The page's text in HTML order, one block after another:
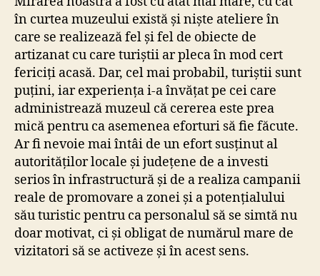
în curtea muzeului există și niște ateliere în
care se realizează fel și fel de obiecte de
artizanat cu care turiștii ar pleca în mod cert
fericiți acasă. Dar, cel mai probabil, turiștii sunt
puțini, iar experiența i-a învățat pe cei care
administrează muzeul că cererea este prea
mică pentru ca asemenea eforturi să fie făcute.
Ar fi nevoie mai întâi de un efort susținut al
autorităților locale și județene de a investi
serios în infrastructură și de a realiza campanii
reale de promovare a zonei și a potențialului
său turistic pentru ca personalul să se simtă nu
doar motivat, ci și obligat de numărul mare de
vizitatori să se activeze și în acest sens.